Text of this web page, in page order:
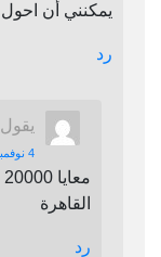
يمكنني أن احول
رد
يقول
4 نوفمبر، 2021 الساعة 4:20 م
القاهرة
رد